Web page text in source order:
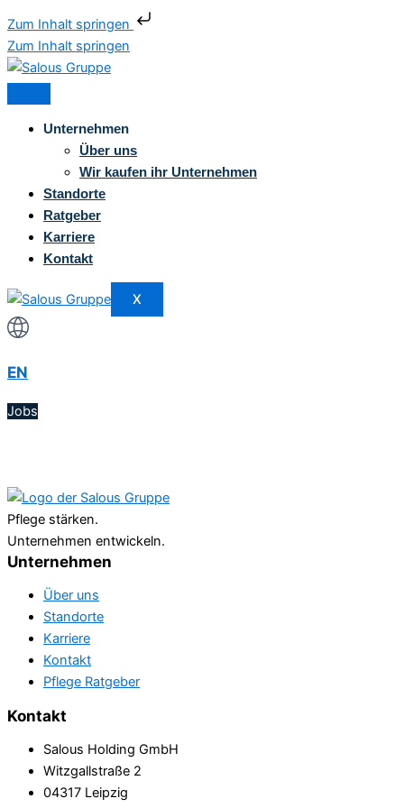
Zum Inhalt springen
Zum Inhalt springen
Unternehmen
Über uns
Wir kaufen ihr Unternehmen
Standorte
Ratgeber
Karriere
Kontakt
X
EN
Jobs
Pflege stärken.
Unternehmen entwickeln.
Unternehmen
Über uns
Standorte
Karriere
Kontakt
Pflege Ratgeber
Kontakt
Salous Holding GmbH
Witzgallstraße 2
04317 Leipzig